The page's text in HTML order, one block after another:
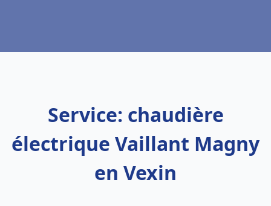
Service: chaudière
électrique Vaillant Magny
en Vexin